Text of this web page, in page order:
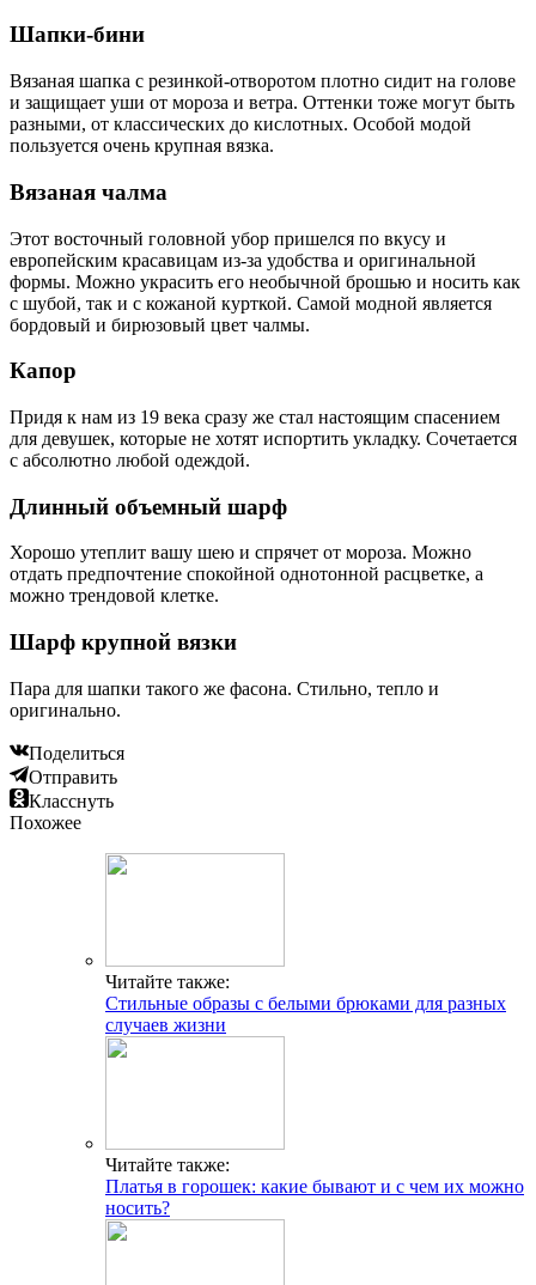
Шапки-бини
Вязаная шапка с резинкой-отворотом плотно сидит на голове
и защищает уши от мороза и ветра. Оттенки тоже могут быть
разными, от классических до кислотных. Особой модой
пользуется очень крупная вязка.
Вязаная чалма
Этот восточный головной убор пришелся по вкусу и
европейским красавицам из-за удобства и оригинальной
формы. Можно украсить его необычной брошью и носить как
с шубой, так и с кожаной курткой. Самой модной является
бордовый и бирюзовый цвет чалмы.
Капор
Придя к нам из 19 века сразу же стал настоящим спасением
для девушек, которые не хотят испортить укладку. Сочетается
с абсолютно любой одеждой.
Длинный объемный шарф
Хорошо утеплит вашу шею и спрячет от мороза. Можно
отдать предпочтение спокойной однотонной расцветке, а
можно трендовой клетке.
Шарф крупной вязки
Пара для шапки такого же фасона. Стильно, тепло и
оригинально.
Поделиться
Отправить
Класснуть
Похожее
Читайте также:
Стильные образы с белыми брюками для разных
случаев жизни
Читайте также:
Платья в горошек: какие бывают и с чем их можно
носить?